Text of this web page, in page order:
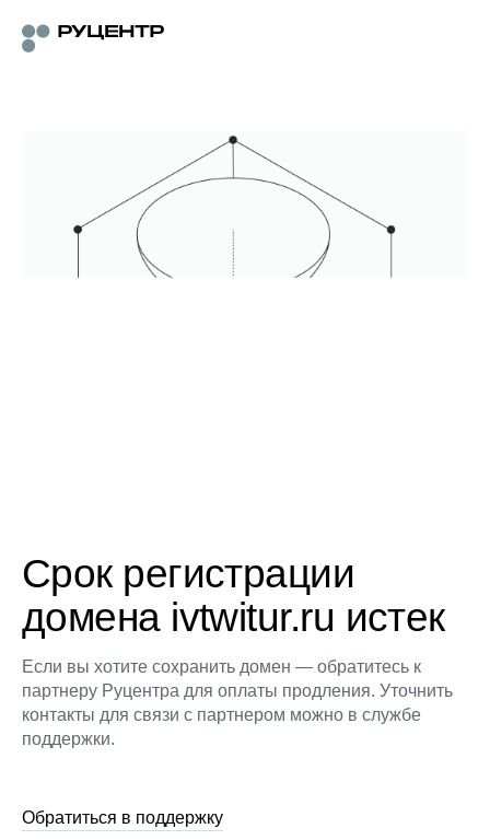
Срок регистрации
домена ivtwitur.ru истек
Если вы хотите сохранить домен — обратитесь к
партнеру Руцентра для оплаты продления. Уточнить
контакты для связи с партнером можно в службе
поддержки.
Обратиться в поддержку